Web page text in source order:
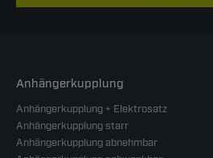
Anhängerkupplung
Anhängerkupplung + Elektrosatz
Anhängerkupplung starr
Anhängerkupplung abnehmbar